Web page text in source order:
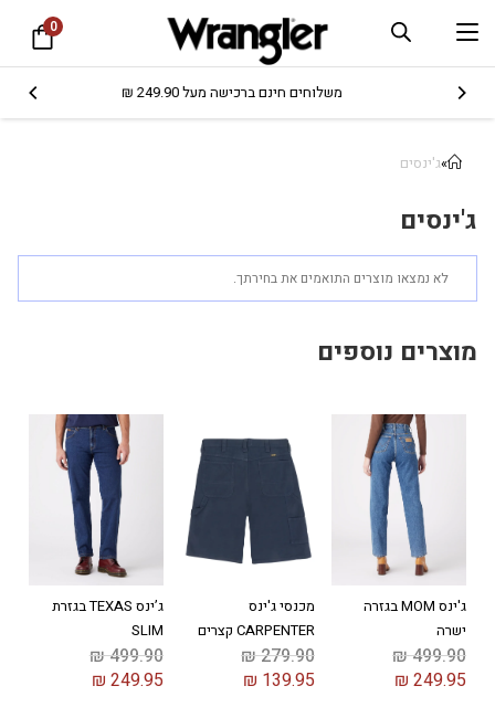
0
משלוחים חינם ברכישה מעל 249.90 ₪
»ג'ינסים
ג'ינסים
לא נמצאו מוצרים התואמים את בחירתך.
מוצרים נוספים
ג'ינס MOM בגזרה
ישרה
₪499.90
₪ 249.95
מכנסי ג'ינס
CARPENTER קצרים
₪279.90
₪ 139.95
ג’ינס TEXAS בגזרת
SLIM
₪499.90
₪ 249.95